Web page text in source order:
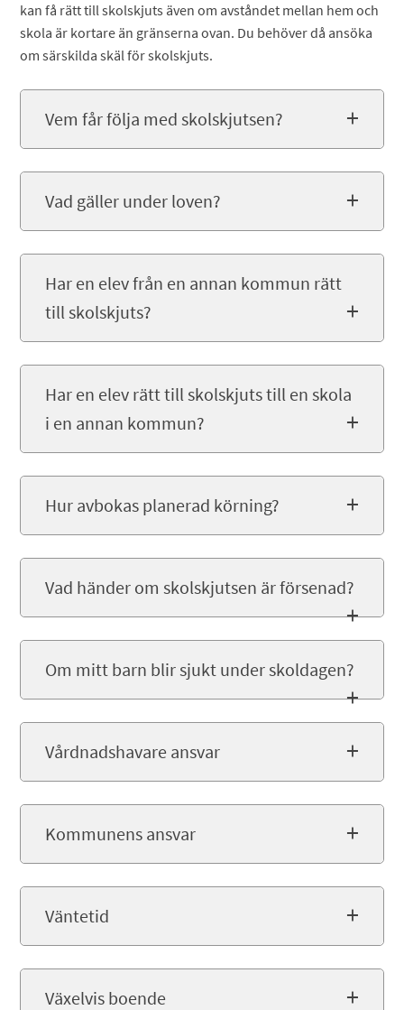
kan få rätt till skolskjuts även om avståndet mellan hem och
skola är kortare än gränserna ovan. Du behöver då ansöka
om särskilda skäl för skolskjuts.
Vem får följa med skolskjutsen?
Vad gäller under loven?
Har en elev från en annan kommun rätt
till skolskjuts?
Har en elev rätt till skolskjuts till en skola
i en annan kommun?
Hur avbokas planerad körning?
Vad händer om skolskjutsen är försenad?
Om mitt barn blir sjukt under skoldagen?
Vårdnadshavare ansvar
Kommunens ansvar
Väntetid
Växelvis boende